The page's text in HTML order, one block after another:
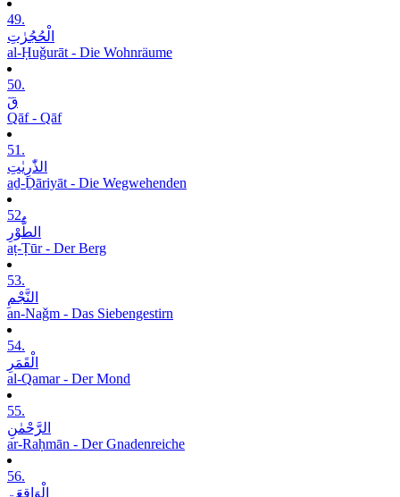
49.
الْحُجُرٰتِ
al-Ḥuǧurāt - Die Wohnräume
50.
قٓ
Qāf - Qāf
51.
الذّٰرِیٰتِ
aḏ-Ḏāriyāt - Die Wegwehenden
52.
الطُّوْرِ
aṭ-Ṭūr - Der Berg
53.
النَّجْمِ
an-Naǧm - Das Siebengestirn
54.
الْقَمَرِ
al-Qamar - Der Mond
55.
الرَّحْمٰنِ
ar-Raḥmān - Der Gnadenreiche
56.
الْوَاقِعَۃِ